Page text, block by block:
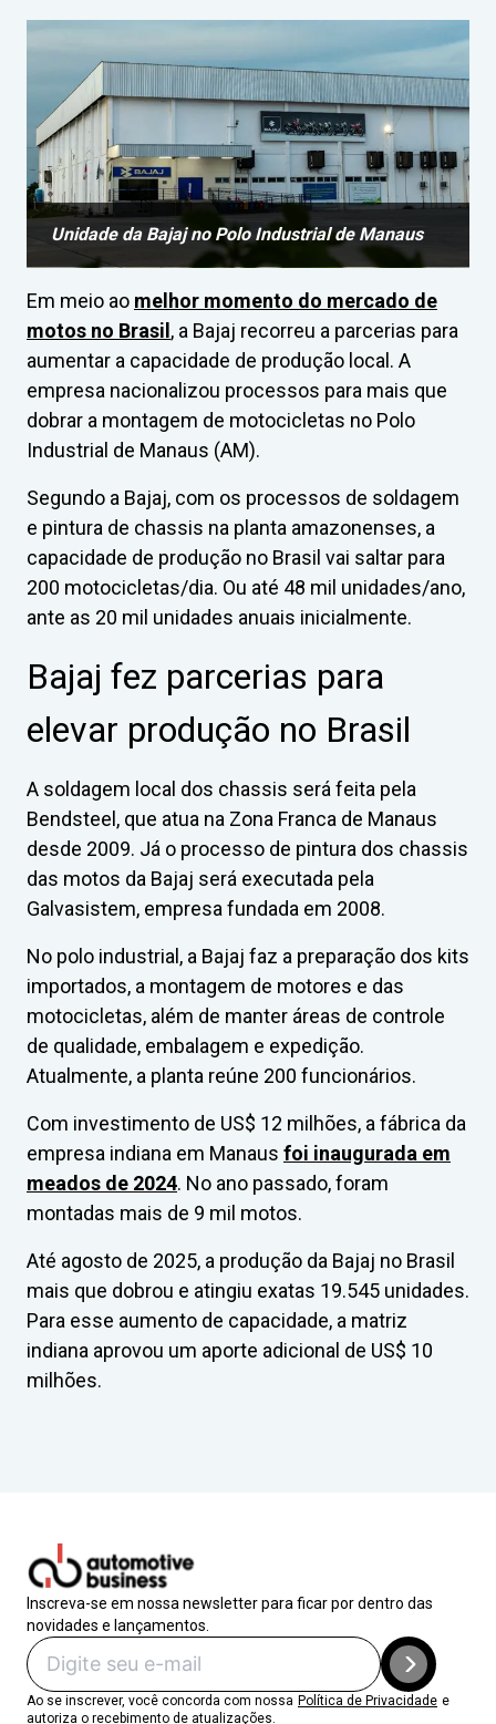
Unidade da Bajaj no Polo Industrial de Manaus
Em meio ao melhor momento do mercado de
motos no Brasil, a Bajaj recorreu a parcerias para
aumentar a capacidade de produção local. A
empresa nacionalizou processos para mais que
dobrar a montagem de motocicletas no Polo
Industrial de Manaus (AM).
Segundo a Bajaj, com os processos de soldagem
e pintura de chassis na planta amazonenses, a
capacidade de produção no Brasil vai saltar para
200 motocicletas/dia. Ou até 48 mil unidades/ano,
ante as 20 mil unidades anuais inicialmente.
Bajaj fez parcerias para
elevar produção no Brasil
A soldagem local dos chassis será feita pela
Bendsteel, que atua na Zona Franca de Manaus
desde 2009. Já o processo de pintura dos chassis
das motos da Bajaj será executada pela
Galvasistem, empresa fundada em 2008.
No polo industrial, a Bajaj faz a preparação dos kits
importados, a montagem de motores e das
motocicletas, além de manter áreas de controle
de qualidade, embalagem e expedição.
Atualmente, a planta reúne 200 funcionários.
Com investimento de US$ 12 milhões, a fábrica da
empresa indiana em Manaus foi inaugurada em
meados de 2024. No ano passado, foram
montadas mais de 9 mil motos.
Até agosto de 2025, a produção da Bajaj no Brasil
mais que dobrou e atingiu exatas 19.545 unidades.
Para esse aumento de capacidade, a matriz
indiana aprovou um aporte adicional de US$ 10
milhões.
Inscreva-se em nossa newsletter para ficar por dentro das
novidades e lançamentos.
Ao se inscrever, você concorda com nossa Política de Privacidade e
autoriza o recebimento de atualizações.